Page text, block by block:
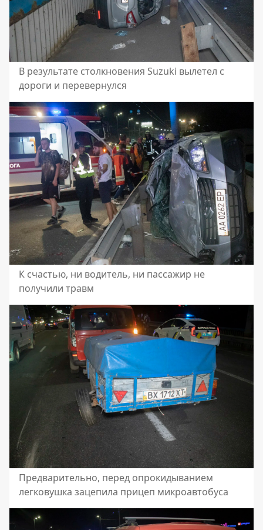
В результате столкновения Suzuki вылетел с
дороги и перевернулся
К счастью, ни водитель, ни пассажир не
получили травм
Предварительно, перед опрокидыванием
легковушка зацепила прицеп микроавтобуса